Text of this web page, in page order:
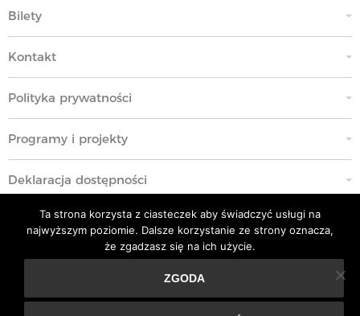
Bilety
Kontakt
Polityka prywatności
Programy i projekty
Deklaracja dostępności
Standardy Ochrony Małoletnich
Polityka przeciwko molestowaniu w miejscu pracy
Kodeks Etyki
Ta strona korzysta z ciasteczek aby świadczyć usługi na
najwyższym poziomie. Dalsze korzystanie ze strony oznacza,
że zgadzasz się na ich użycie.
ZGODA
Ta strona korzysta z ciasteczek aby świadczyć usługi na